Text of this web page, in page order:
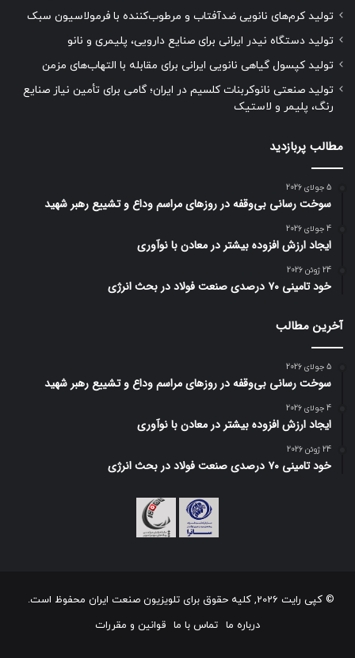
تولید کرم‌های نانویی ضدآفتاب و مرطوب‌کننده با فرمولاسیون سبک
تولید دستگاه نیدر ایرانی برای صنایع دارویی، پلیمری و نانو
تولید کپسول گیاهی نانویی ایرانی برای مقابله با التهاب‌های مزمن
تولید صنعتی نانوکربنات کلسیم در ایران؛ گامی برای تأمین نیاز صنایع
رنگ، پلیمر و لاستیک
مطالب پربازدید
5 جولای 2026
سوخت رسانی بی‌وقفه در روز‌های مراسم وداع و تشییع رهبر شهید
4 جولای 2026
ایجاد ارزش افزوده بیشتر در معادن با نوآوری
24 ژوئن 2026
خود تامینی ۷۰ درصدی صنعت فولاد در بحث انرژی
آخرین مطالب
5 جولای 2026
سوخت رسانی بی‌وقفه در روز‌های مراسم وداع و تشییع رهبر شهید
4 جولای 2026
ایجاد ارزش افزوده بیشتر در معادن با نوآوری
24 ژوئن 2026
خود تامینی ۷۰ درصدی صنعت فولاد در بحث انرژی
© کپی رایت 2026, کلیه حقوق برای تلویزیون صنعت ایران محفوظ است.
درباره ما تماس با ما قوانین و مقررات